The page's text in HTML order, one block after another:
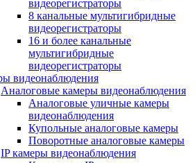
видеорегистраторы
8 канальные мультигибридные
видеорегистраторы
16 и более канальные
мультигибридные
видеорегистраторы
видеонаблюдения
Аналоговые камеры видеонаблюдения
Аналоговые уличные камеры
видеонаблюдения
Купольные аналоговые камеры
Поворотные аналоговые камеры
IP камеры видеонаблюдения